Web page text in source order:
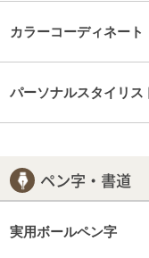
カラーコーディネート
パーソナルスタイリス
ペン字・書道
実用ボールペン字